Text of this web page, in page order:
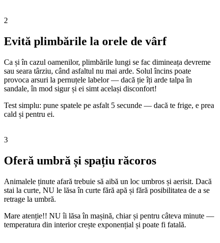
2
Evită plimbările la orele de vârf
Ca și în cazul oamenilor, plimbările lungi se fac dimineața devreme
sau seara târziu, când asfaltul nu mai arde. Solul încins poate
provoca arsuri la pernuțele labelor — dacă ție îți arde talpa în
sandale, în mod sigur și ei simt același disconfort!
Test simplu: pune spatele pe asfalt 5 secunde — dacă te frige, e prea
cald și pentru ei.
3
Oferă umbră și spațiu răcoros
Animalele ținute afară trebuie să aibă un loc umbros și aerisit. Dacă
stai la curte, NU le lăsa în curte fără apă și fără posibilitatea de a se
retrage la umbră.
Mare atenție!! NU îi lăsa în mașină, chiar și pentru câteva minute —
temperatura din interior crește exponențial și poate fi fatală.